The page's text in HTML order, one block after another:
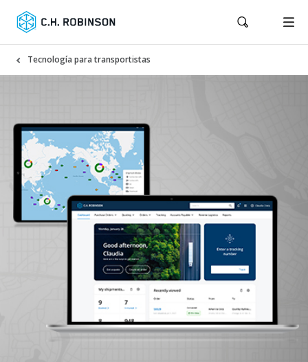
Tecnología para transportistas